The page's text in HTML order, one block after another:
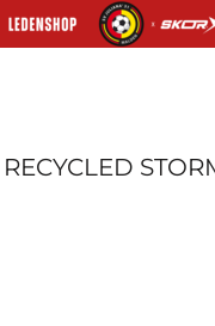
RECYCLED